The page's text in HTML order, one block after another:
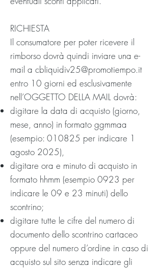
RICHIESTA
Il consumatore per poter ricevere il
rimborso dovrà quindi inviare una e-
mail a cbliquidiv25@promotiempo.it
entro 10 giorni ed esclusivamente
nell’OGGETTO DELLA MAIL dovrà:
digitare la data di acquisto (giorno,
mese, anno) in formato ggmmaa
(esempio: 010825 per indicare 1
agosto 2025),
digitare ora e minuto di acquisto in
formato hhmm (esempio 0923 per
indicare le 09 e 23 minuti) dello
scontrino;
digitare tutte le cifre del numero di
documento dello scontrino cartaceo
oppure del numero d’ordine in caso di
acquisto sul sito senza indicare gli